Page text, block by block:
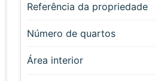
Referência da propriedade
Número de quartos
Área interior